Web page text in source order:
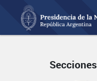
Secciones